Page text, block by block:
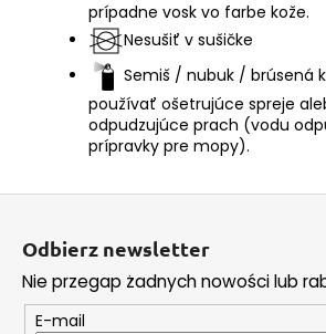
prípadne vosk vo farbe kože.
Nesušiť v sušičke
Semiš / nubuk / brúsená
používať ošetrujúce spreje
odpudzujúce prach (vodu
prípravky pre mopy).
Odbierz newsletter
Nie przegap żadnych nowości lub
E-mail